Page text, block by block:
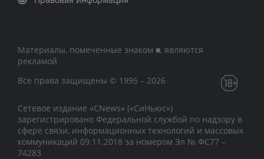
Материалы, помеченные знаком ■, являются
рекламой
Все права защищены © 1995 – 2026
Сетевое издание «CNews» («СиНьюс»)
зарегистрировано Федеральной службой по надзору в
сфере связи, информационных технологий и массовых
коммуникаций 09.11.2018 за номером Эл № ФС77 –
74283